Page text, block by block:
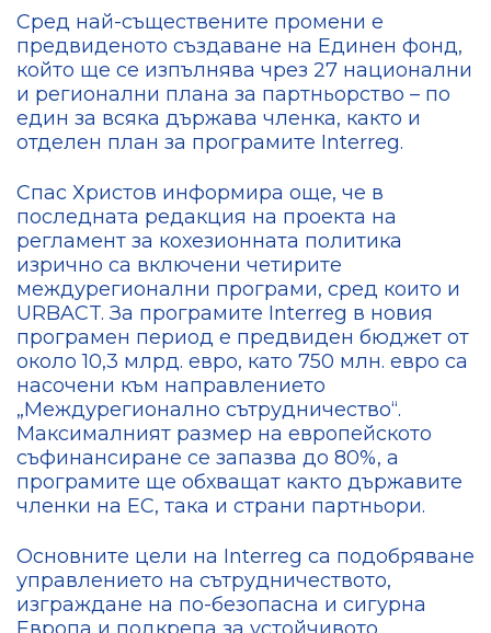
Сред най-съществените промени е
предвиденото създаване на Единен фонд,
който ще се изпълнява чрез 27 национални
и регионални плана за партньорство – по
един за всяка държава членка, както и
отделен план за програмите Interreg.
Спас Христов информира още, че в
последната редакция на проекта на
регламент за кохезионната политика
изрично са включени четирите
междурегионални програми, сред които и
URBACT. За програмите Interreg в новия
програмен период е предвиден бюджет от
около 10,3 млрд. евро, като 750 млн. евро са
насочени към направлението
„Междурегионално сътрудничество“.
Максималният размер на европейското
съфинансиране се запазва до 80%, а
програмите ще обхващат както държавите
членки на ЕС, така и страни партньори.
Основните цели на Interreg са подобряване
управлението на сътрудничеството,
изграждане на по-безопасна и сигурна
Европа и подкрепа за устойчивото